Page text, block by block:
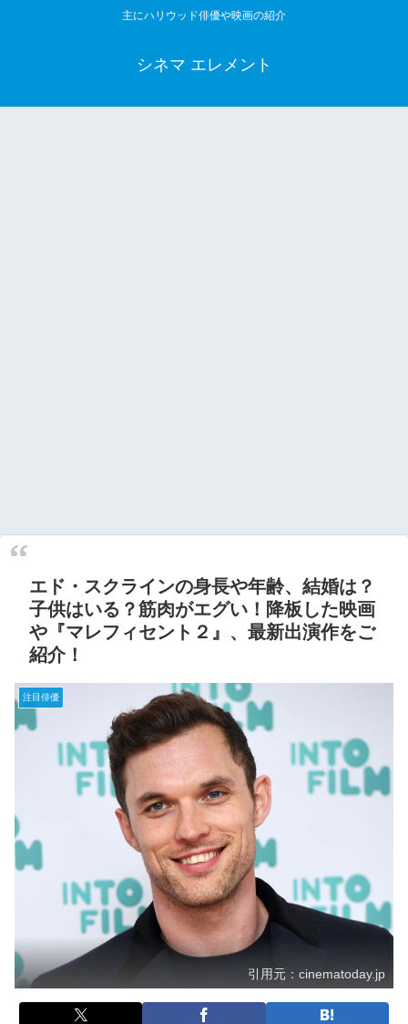
主にハリウッド俳優や映画の紹介
シネマ エレメント
エド・スクラインの身長や年齢、結婚は？
子供はいる？筋肉がエグい！降板した映画
や『マレフィセント２』、最新出演作をご
紹介！
注目俳優
引用元：cinematoday.jp